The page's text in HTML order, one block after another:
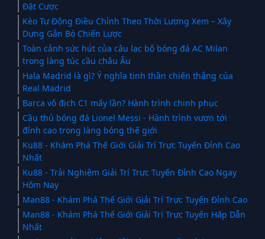
Đặt Cược
Kèo Tự Động Điều Chỉnh Theo Thời Lượng Xem – Xây
Dựng Gắn Bó Chiến Lược
Toàn cảnh sức hút của câu lạc bộ bóng đá AC Milan
trong làng túc cầu châu Âu
Hala Madrid là gì? Ý nghĩa tinh thần chiến thắng của
Real Madrid
Barca vô địch C1 mấy lần? Hành trình chinh phục
Cầu thủ bóng đá Lionel Messi - Hành trình vươn tới
đỉnh cao trong làng bóng thế giới
Ku88 - Khám Phá Thế Giới Giải Trí Trực Tuyến Đỉnh Cao
Nhất
Ku88 - Trải Nghiệm Giải Trí Trực Tuyến Đỉnh Cao Ngay
Hôm Nay
Man88 - Khám Phá Thế Giới Giải Trí Trực Tuyến Đỉnh Cao
Man88 - Khám Phá Thế Giới Giải Trí Trực Tuyến Hấp Dẫn
Nhất